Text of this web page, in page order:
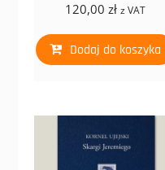
120,00 zł z VAT
Dodaj do koszyka